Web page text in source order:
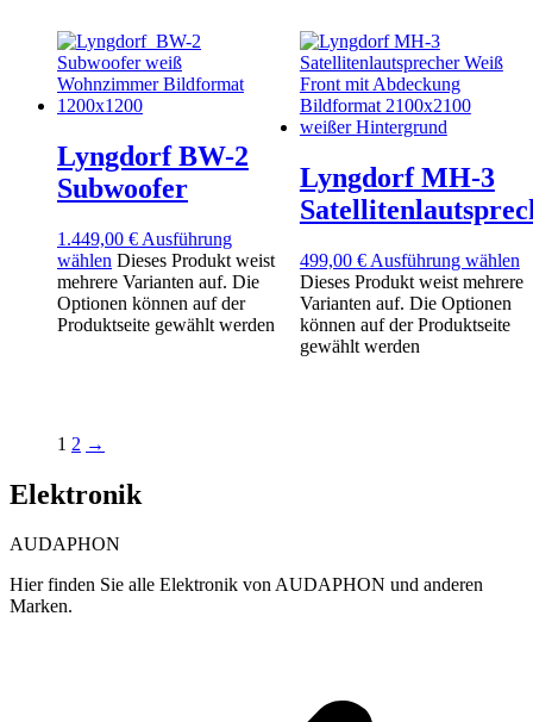
Lyngdorf BW-2
Subwoofer
1.449,00 € Ausführung
wählen Dieses Produkt weist
mehrere Varianten auf. Die
Optionen können auf der
Produktseite gewählt werden
Lyngdorf MH-3
499,00 € Ausführung wählen
Dieses Produkt weist mehrere
Varianten auf. Die Optionen
können auf der Produktseite
gewählt werden
1 2 →
Elektronik
AUDAPHON
Hier finden Sie alle Elektronik von AUDAPHON und anderen
Marken.